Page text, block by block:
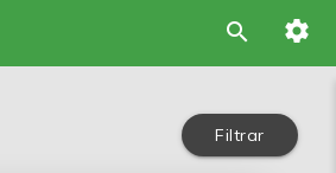
search settings
Filtrar